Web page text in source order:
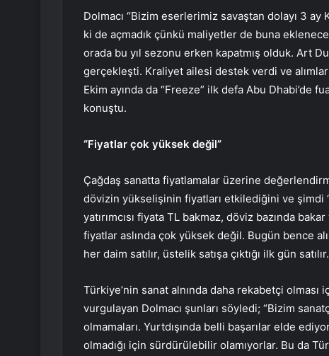
Dolmacı “Bizim eserlerimiz savaştan dolayı 3 ay
ki de açmadık çünkü maliyetler de buna
orada bu yıl sezonu erken kapatmış olduk. Art
gerçekleşti. Kraliyet ailesi destek verdi ve alımlar
Ekim ayında da “Freeze” ilk defa Abu Dhabi’de
konuştu.
“Fiyatlar çok yüksek değil”
Çağdaş sanatta fiyatlamalar üzerine
dövizin yükselişinin fiyatları etkilediğini ve şimdi
yatırımcısı fiyata TL bakmaz, döviz bazında
fiyatlar aslında çok yüksek değil. Bugün bence
her daim satılır, üstelik satışa çıktığı ilk gün
Türkiye’nin sanat alnında daha rekabetçi
vurgulayan Dolmacı şunları söyledi; “Bizim
olmamaları. Yurtdışında belli başarılar elde
olmadığı için sürdürülebilir olamıyorlar. Bu da